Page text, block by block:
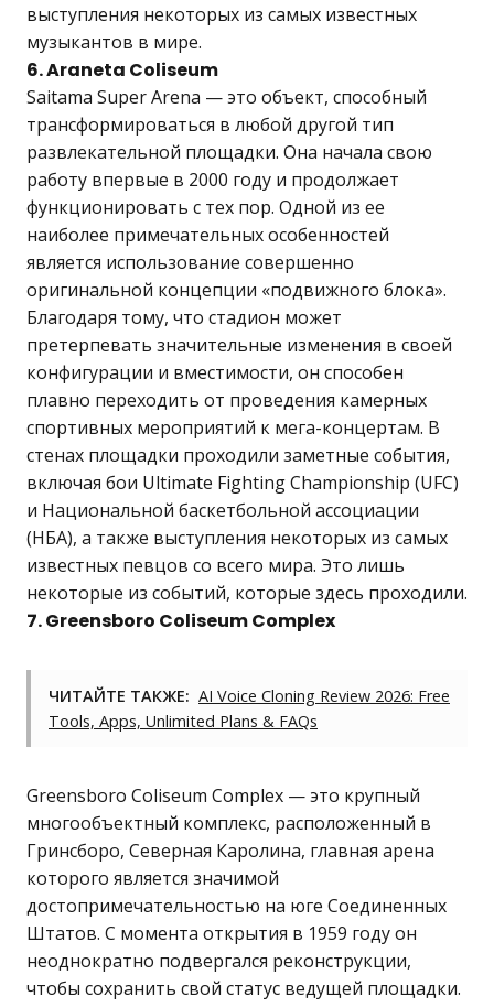
выступления некоторых из самых известных
музыкантов в мире.
6. Araneta Coliseum
Saitama Super Arena — это объект, способный
трансформироваться в любой другой тип
развлекательной площадки. Она начала свою
работу впервые в 2000 году и продолжает
функционировать с тех пор. Одной из ее
наиболее примечательных особенностей
является использование совершенно
оригинальной концепции «подвижного блока».
Благодаря тому, что стадион может
претерпевать значительные изменения в своей
конфигурации и вместимости, он способен
плавно переходить от проведения камерных
спортивных мероприятий к мега-концертам. В
стенах площадки проходили заметные события,
включая бои Ultimate Fighting Championship (UFC)
и Национальной баскетбольной ассоциации
(НБА), а также выступления некоторых из самых
известных певцов со всего мира. Это лишь
некоторые из событий, которые здесь проходили.
7. Greensboro Coliseum Complex
ЧИТАЙТЕ ТАКЖЕ: AI Voice Cloning Review 2026: Free
Tools, Apps, Unlimited Plans & FAQs
Greensboro Coliseum Complex — это крупный
многообъектный комплекс, расположенный в
Гринсборо, Северная Каролина, главная арена
которого является значимой
достопримечательностью на юге Соединенных
Штатов. С момента открытия в 1959 году он
неоднократно подвергался реконструкции,
чтобы сохранить свой статус ведущей площадки.